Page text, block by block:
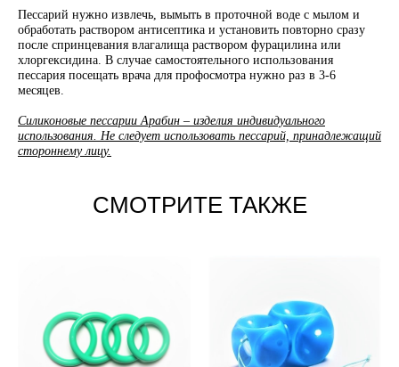
Пессарий нужно извлечь, вымыть в проточной воде с мылом и
обработать раствором антисептика и установить повторно сразу
после спринцевания влагалища раствором фурацилина или
хлоргексидина. В случае самостоятельного использования
пессария посещать врача для профосмотра нужно раз в 3-6
месяцев.
Силиконовые пессарии Арабин – изделия индивидуального
использования. Не следует использовать пессарий, принадлежащий
стороннему лицу.
СМОТРИТЕ ТАКЖЕ